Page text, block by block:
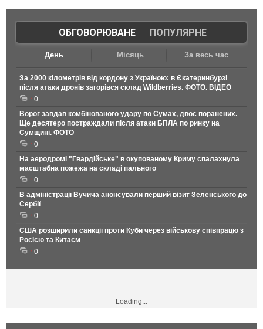
ОБГОВОРЮВАНЕ| ПОПУЛЯРНЕ
День Місяць За весь час
За 2000 кілометрів від кордону з Україною: в Єкатеринбурзі
після атаки дронів загорівся склад Wildberries. ФОТО. ВІДЕО
0
Ворог завдав комбінованого удару по Сумах, двоє поранених.
Ще десятеро постраждали після атаки БПЛА по ринку на
Сумщині. ФОТО
0
На аеродромі "Гвардійське" в окупованому Криму спалахнула
масштабна пожежа на складі пального
0
В адміністрації Вучича анонсували перший візит Зеленського до
Сербії
0
США розширили санкції проти Куби через військову співпрацю з
Росією та Китаєм
0
Loading...